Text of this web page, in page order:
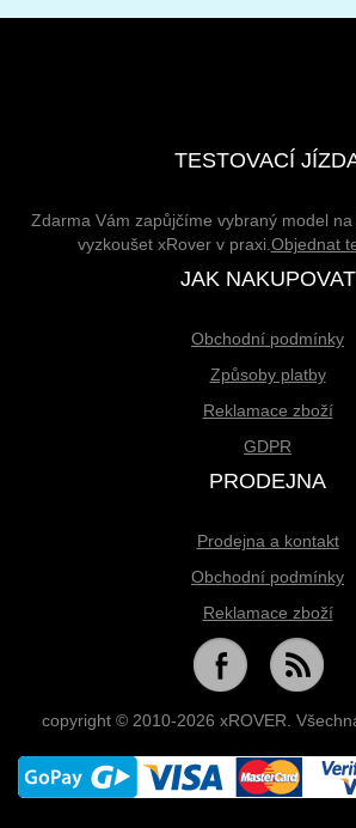
TESTOVACÍ
Zdarma Vám zapůjčíme vybraný model
vyzkoušet xRover v praxi. Objednat
JAK NAKUPOVAT
Obchodní podmínky
Způsoby platby
Reklamace zboží
GDPR
PRODEJNA
Prodejna a kontakt
Obchodní podmínky
Reklamace zboží
copyright © 2010-2026 xROVER.